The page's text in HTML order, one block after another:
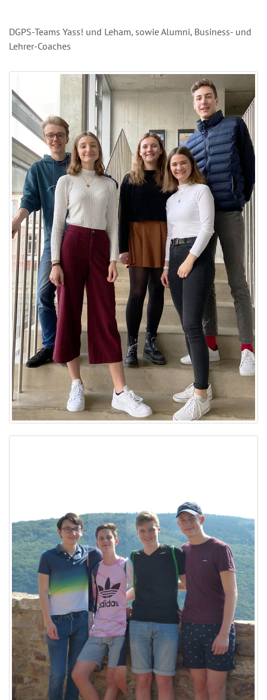
DGPS-Teams Yass! und Leham, sowie Alumni, Business- und
Lehrer-Coaches